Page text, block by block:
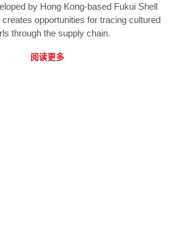
by Hong Kong-based Fukui Shell
opportunities for tracing cultured
through the supply chain.
阅读更多